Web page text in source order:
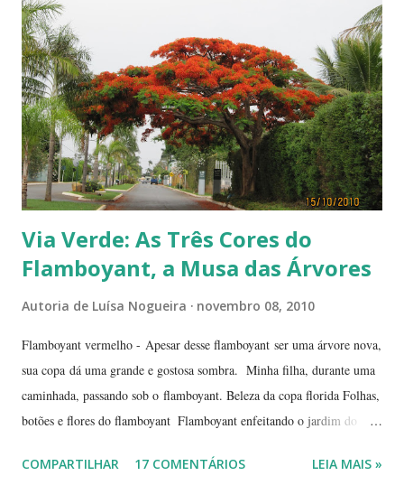
Via Verde: As Três Cores do
Flamboyant, a Musa das Árvores
Autoria de Luísa Nogueira novembro 08, 2010
Flamboyant vermelho - Apesar desse flamboyant ser uma árvore nova,
sua copa dá uma grande e gostosa sombra. Minha filha, durante uma
caminhada, passando sob o flamboyant. Beleza da copa florida Folhas,
botões e flores do flamboyant Flamboyant enfeitando o jardim do
fachada do TJ. Flores e galhos retorcidos do flamboyant. Flores do
COMPARTILHAR 17 COMENTÁRIOS LEIA MAIS »